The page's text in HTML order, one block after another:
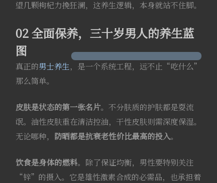
望几颗枸杞力挽狂澜，这养生逻辑，本身就站不住脚。
02 全面保养，三十岁男人的养生蓝
图
真正的男士养生，是一个系统工程，远不止“吃什么”
那么简单。
皮肤是状态的第一张名片。不分肤质的护肤都是耍流
氓。油性皮肤重在清洁控油，干性皮肤则需深度保湿。
无论哪种， 防晒都是抗衰老性价比最高的投入。
饮食是身体的燃料。除了保证均衡，男性要特别关注
“锌”的摄入。它是雄性激素合成的必需品，也承担着